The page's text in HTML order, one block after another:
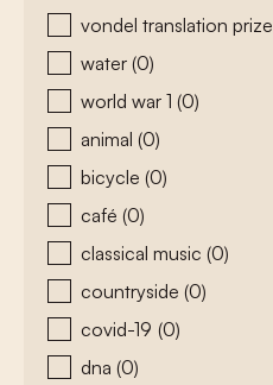
vondel translation prize
water (0)
world war 1 (0)
animal (0)
bicycle (0)
café (0)
classical music (0)
countryside (0)
covid-19 (0)
dna (0)